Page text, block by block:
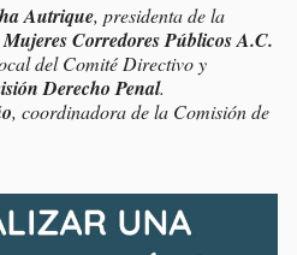
Autrique, presidentade la
Corredores Públicos A.C.
del Comité Directivo y
Derecho Penal.
, coordinadora de la Comisión de